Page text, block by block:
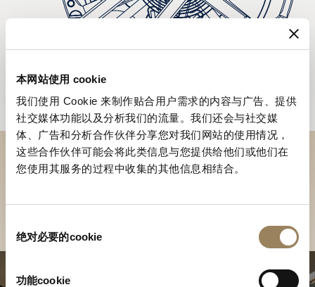
本网站使用 cookie
我们使用 Cookie 来制作贴合用户需求的内容与广告、提供
社交媒体功能以及分析我们的流量。我们还会与社交媒
体、广告和分析合作伙伴分享您对我们网站的使用情况，
这些合作伙伴可能会将此类信息与您提供给他们或他们在
您使用其服务的过程中收集的其他信息相结合。
绝对必要的cookie
功能cookie
到访精品店探索品牌系列
寻找精品店